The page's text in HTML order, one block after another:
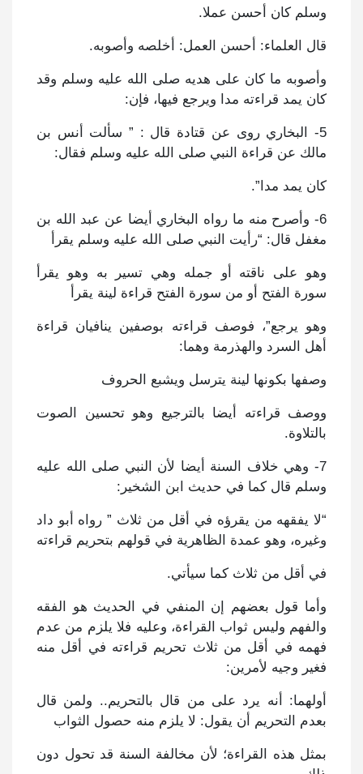
وسلم كان أحسن عملا.
قال العلماء: أحسن العمل: أخلصه وأصوبه.
وأصوبه ما كان على هديه صلى الله عليه وسلم وقد
كان يمد قراءته مدا ويرجع فيها، فإن:
5- البخاري روى عن قتادة قال : ” سألت أنس بن
مالك عن قراءة النبي صلى الله عليه وسلم فقال:
كان يمد مدا”.
6- وأصرح منه ما رواه البخاري أيضا عن عبد الله بن
مغفل قال: “رأيت النبي صلى الله عليه وسلم يقرأ
وهو على ناقته أو جمله وهي تسير به وهو يقرأ
سورة الفتح أو من سورة الفتح قراءة لينة يقرأ
وهو يرجع”، فوصف قراءته بوصفين ينافيان قراءة
أهل السرد والهذرمة وهما:
وصفها بكونها لينة يترسل ويشبع الحروف
ووصف قراءته أيضا بالترجيع وهو تحسين الصوت
بالتلاوة.
7- وهي خلاف السنة أيضا لأن النبي صلى الله عليه
وسلم قال كما في حديث ابن الشخير:
“لا يفقهه من يقرؤه في أقل من ثلاث ” رواه أبو داد
وغيره، وهو عمدة الظاهرية في قولهم بتحريم قراءته
في أقل من ثلاث كما سيأتي.
وأما قول بعضهم إن المنفي في الحديث هو الفقه
والفهم وليس ثواب القراءة، وعليه فلا يلزم من عدم
فهمه في أقل من ثلاث تحريم قراءته في أقل منه
فغير وجيه لأمرين:
أولهما: أنه يرد على من قال بالتحريم.. ولمن قال
بعدم التحريم أن يقول: لا يلزم منه حصول الثواب
بمثل هذه القراءة؛ لأن مخالفة السنة قد تحول دون